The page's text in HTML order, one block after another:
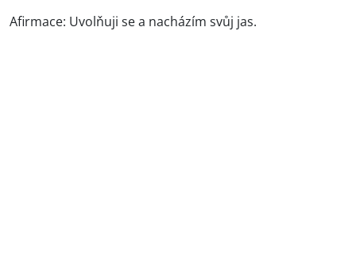
Afirmace: Uvolňuji se a nacházím svůj jas.